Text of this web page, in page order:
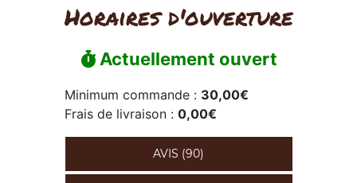
Horaires d'ouverture
Actuellement ouvert
Minimum commande : 30,00€
Frais de livraison : 0,00€
AVIS (90)